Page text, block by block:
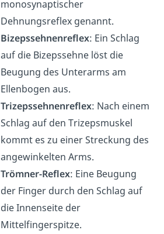
monosynaptischer
Dehnungsreflex genannt.
Bizepssehnenreflex: Ein Schlag
auf die Bizepssehne löst die
Beugung des Unterarms am
Ellenbogen aus.
Trizepssehnenreflex: Nach einem
Schlag auf den Trizepsmuskel
kommt es zu einer Streckung des
angewinkelten Arms.
Trömner-Reflex: Eine Beugung
der Finger durch den Schlag auf
die Innenseite der
Mittelfingerspitze.